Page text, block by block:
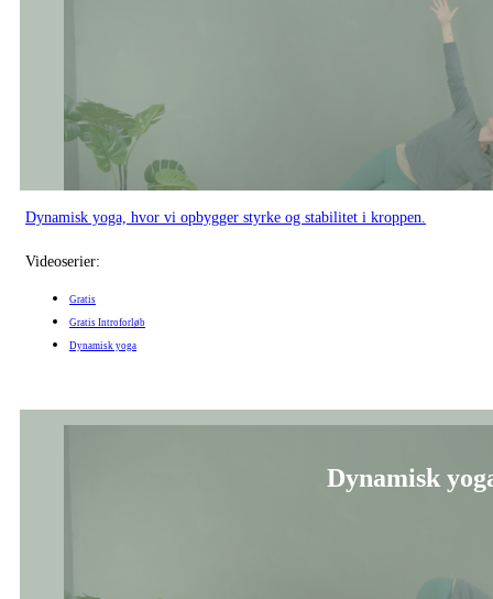
Dynamisk yoga, hvor vi opbygger styrke og stabilitet i kroppen.
Videoserier:
Gratis
Gratis Introforløb
Dynamisk yoga
Dynamisk